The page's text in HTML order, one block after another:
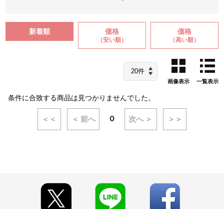
新着順 価格
（安い順）
価格
（高い順）
画像表示 一覧表示
条件に合致する商品は見つかりませんでした。
＜＜ ＜ 前へ 0 次へ ＞ ＞＞